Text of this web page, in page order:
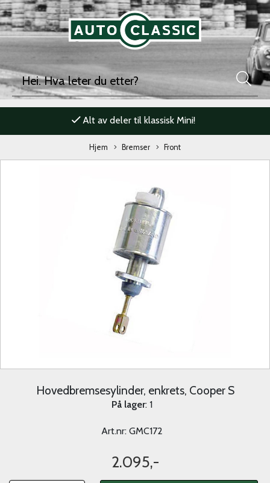
Alt av deler til klassisk Mini!
Hjem Bremser Front
Hovedbremsesylinder, enkrets, Cooper S
På lager: 1
Art.nr: GMC172
2.095,-